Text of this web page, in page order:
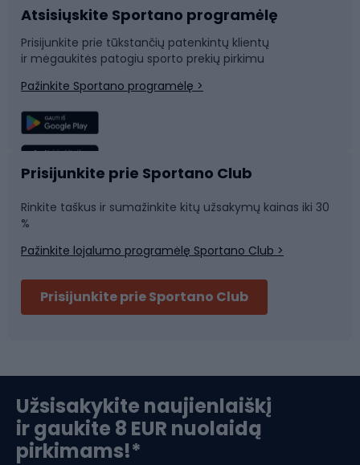
Dviračių dalys
Laipiojimas
Žvejyba
Sportinė medicina
Rogutės ir čiuožynės
Snieglenčių sportas
Plaukimas
Komandinis sportas
Slidinėjimas
Apranga žiemos sportui
Atsisiųskite Sportano programėlę
Prisijunkite prie tūkstančių patenkintų klientų
ir mėgaukitės patogiu sporto prekių pirkimu
Pažinkite Sportano programėlę >
Prisijunkite prie Sportano Club
Rinkite taškus ir sumažinkite kitų užsakymų kainas iki 30
%
Pažinkite lojalumo programėlę Sportano Club >
Prisijunkite prie Sportano Club
Užsisakykite naujienlaiškį
ir gaukite 8 EUR nuolaidą
pirkimams!*